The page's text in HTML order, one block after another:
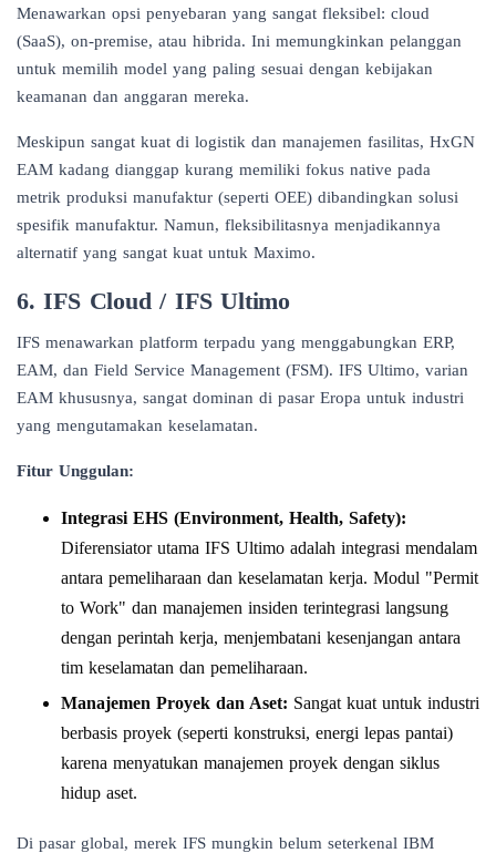
Menawarkan opsi penyebaran yang sangat fleksibel: cloud
(SaaS), on-premise, atau hibrida. Ini memungkinkan pelanggan
untuk memilih model yang paling sesuai dengan kebijakan
keamanan dan anggaran mereka.
Meskipun sangat kuat di logistik dan manajemen fasilitas, HxGN
EAM kadang dianggap kurang memiliki fokus native pada
metrik produksi manufaktur (seperti OEE) dibandingkan solusi
spesifik manufaktur. Namun, fleksibilitasnya menjadikannya
alternatif yang sangat kuat untuk Maximo.
6. IFS Cloud / IFS Ultimo
IFS menawarkan platform terpadu yang menggabungkan ERP,
EAM, dan Field Service Management (FSM). IFS Ultimo, varian
EAM khususnya, sangat dominan di pasar Eropa untuk industri
yang mengutamakan keselamatan.
Fitur Unggulan:
Integrasi EHS (Environment, Health, Safety):
Diferensiator utama IFS Ultimo adalah integrasi mendalam
antara pemeliharaan dan keselamatan kerja. Modul "Permit
to Work" dan manajemen insiden terintegrasi langsung
dengan perintah kerja, menjembatani kesenjangan antara
tim keselamatan dan pemeliharaan.
Manajemen Proyek dan Aset: Sangat kuat untuk industri
berbasis proyek (seperti konstruksi, energi lepas pantai)
karena menyatukan manajemen proyek dengan siklus
hidup aset.
Di pasar global, merek IFS mungkin belum seterkenal IBM